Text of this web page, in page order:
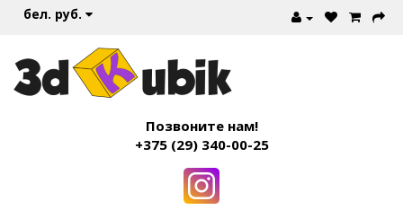
бел. руб.
Позвоните нам!
+375 (29) 340-00-25